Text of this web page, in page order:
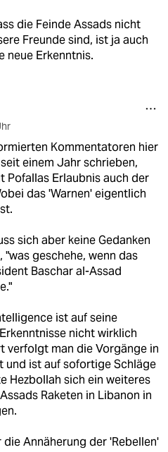
die Feinde Assads nicht
Freunde sind, ist ja auch
neue Erkenntnis.
Kommentatoren hier
einem Jahr schrieben,
Pofallas Erlaubnis auch der
das 'Warnen' eigentlich
sich aber keine Gedanken
geschehe, wenn das
Baschar al-Assad
ist auf seine
nicht wirklich
verfolgt man die Vorgänge in
und ist auf sofortige Schläge
Hezbollah sich ein weiteres
Raketen in Libanon in
Annäherung der 'Rebellen'